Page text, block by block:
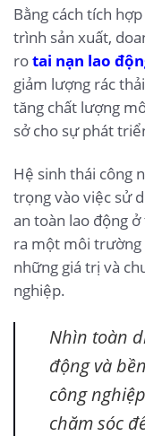
Bằng cách tích
trình sản xuất,
rotai nạn lao
giảm lượng rác
tăng chất lượng
sở cho sự phát
Hệ sinh thái công
trọng vào việc sử
an toàn lao động
ra một môi trường
những giá trị và
nghiệp.
Nhìn toàn
động và
công
chăm sóc